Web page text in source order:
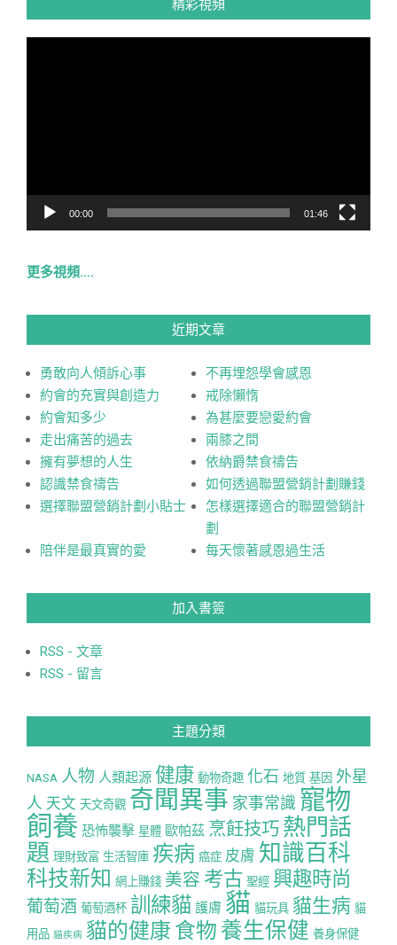
精彩視頻
00:00 01:46
更多視頻….
近期文章
勇敢向人傾訴心事
不再埋怨學會感恩
約會的充實與創造力
戒除懶惰
約會知多少
為甚麼要戀愛約會
走出痛苦的過去
兩膝之間
擁有夢想的人生
依納爵禁食禱告
認識禁食禱告
如何透過聯盟營銷計劃賺錢
選擇聯盟營銷計劃小貼士
怎樣選擇適合的聯盟營銷計
劃
陪伴是最真實的愛
每天懷著感恩過生活
加入書簽
RSS - 文章
RSS - 留言
主題分類
NASA 人物 人類起源 健康 動物奇趣 化石 地質 基因 外星
人 天文 天文奇觀 奇聞異事 家事常識 寵物
飼養 恐怖襲擊 星體 歐帕茲 烹飪技巧 熱門話
題 理財致富 生活智庫 疾病 癌症 皮膚 知識百科
科技新知 網上賺錢 美容 考古 聖經 興趣時尚
葡萄酒 葡萄酒杯 訓練貓 護膚 貓 貓玩具 貓生病 貓
用品 貓疾病 貓的健康 食物 養生保健 養身保健